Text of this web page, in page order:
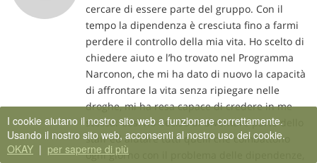
cercare di essere parte del gruppo. Con il
tempo la dipendenza è cresciuta fino a farmi
perdere il controllo della mia vita. Ho scelto di
chiedere aiuto e l’ho trovato nel Programma
Narconon, che mi ha dato di nuovo la capacità
di affrontare la vita senza ripiegare nelle
droghe, mi ha resa capace di credere in me
stessa. Così ho deciso di diventare parte dello
staff ed aiutare tutti quelli che combattono
ogni giorno con il problema delle dipendenze,
I cookie aiutano il nostro sito web a funzionare correttamente.
Usando il nostro sito web, acconsenti al nostro uso dei cookie.
OKAY | per saperne di più